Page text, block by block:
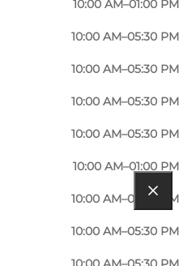
10:00 AM–01:00 PM
10:00 AM–05:30 PM
10:00 AM–05:30 PM
10:00 AM–05:30 PM
10:00 AM–05:30 PM
10:00 AM–01:00 PM
10:00 AM–05:30 PM
10:00 AM–05:30 PM